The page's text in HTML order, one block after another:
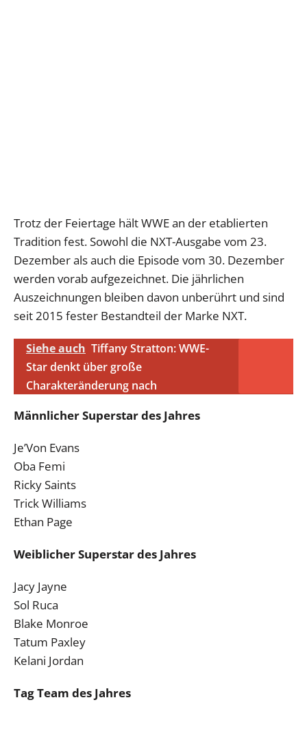
Trotz der Feiertage hält WWE an der etablierten
Tradition fest. Sowohl die NXT-Ausgabe vom 23.
Dezember als auch die Episode vom 30. Dezember
werden vorab aufgezeichnet. Die jährlichen
Auszeichnungen bleiben davon unberührt und sind
seit 2015 fester Bestandteil der Marke NXT.
Siehe auch Tiffany Stratton: WWE-
Star denkt über große
Charakteränderung nach
Männlicher Superstar des Jahres
Je’Von Evans
Oba Femi
Ricky Saints
Trick Williams
Ethan Page
Weiblicher Superstar des Jahres
Jacy Jayne
Sol Ruca
Blake Monroe
Tatum Paxley
Kelani Jordan
Tag Team des Jahres